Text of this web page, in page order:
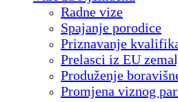
Radne vize
Spajanje porodice
Priznavanje
Prelasci iz EU
Produženje
Promjena viznog